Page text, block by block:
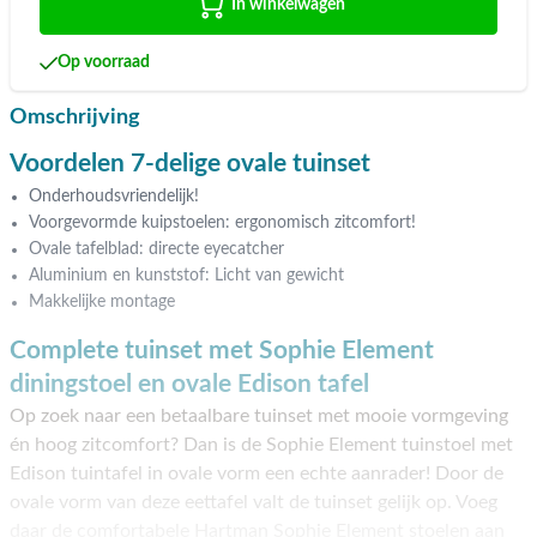
In winkelwagen
Op voorraad
Omschrijving
Voordelen 7-delige ovale tuinset
Onderhoudsvriendelijk!
Voorgevormde kuipstoelen: ergonomisch zitcomfort!
Ovale tafelblad: directe eyecatcher
Aluminium en kunststof: Licht van gewicht
Makkelijke montage
Complete tuinset met Sophie Element
diningstoel en ovale Edison tafel
Op zoek naar een betaalbare tuinset met mooie vormgeving
én hoog zitcomfort? Dan is de Sophie Element tuinstoel met
Edison tuintafel in ovale vorm een echte aanrader! Door de
ovale vorm van deze eettafel valt de tuinset gelijk op. Voeg